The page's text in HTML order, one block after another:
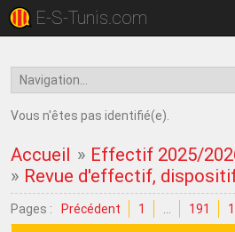
E-S-Tunis.com
Vous n'êtes pas identifié(e).
Accueil » Effectif 2025/
» Revue d'effectif,
Pages : Précédent 1 191